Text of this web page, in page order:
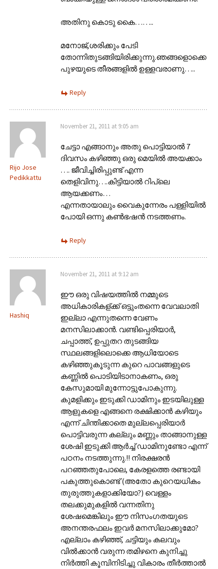
അതിനു കൊടു കൈ……..
മനോജ്,ശരിക്കും പേടി
തോന്നിതുടങ്ങിയിരിക്കുന്നു.ഞങ്ങളൊക്കെ
പുഴയുടെ തീരങ്ങളില്‍ ഉള്ളവരാണു…..
Reply
Rijo Jose
Pedikkattu
November 21, 2011 at 9:05 am
ചേട്ടാ എങ്ങാനും അതു പൊട്ടിയാൽ 7
ദിവസം കഴിഞ്ഞു ഒരു മെയിൽ അയക്കാം
…. ജീവിച്ചിരിപ്പുണ്ട് എന്ന
തെളിവിനു….കിട്ടിയാൽ റിപ്ലെ
ആയക്കണം…
എന്നതായാലും വൈകുന്നേരം പള്ളിയിൽ
പോയി ഒന്നു കൺഭഷൻ നടത്തണം.
Reply
Hashiq
November 21, 2011 at 9:12 am
ഈ ഒരു വിഷയത്തില്‍ നമ്മുടെ
അധികാരികള്ക്ക്‍ ഒട്ടുംതന്നെ വേവലാതി
ഇല്ലാ എന്നുതന്നെ വേണം
മനസിലാക്കാന്‍. വണ്ടിപ്പെരിയാര്‍,
ചപ്പാത്ത്, ഉപ്പുതറ തുടങ്ങിയ
സ്ഥലങ്ങളിലൊക്കെ ആധിയോടെ
കഴിഞ്ഞുകൂടുന്ന കുറെ പാവങ്ങളുടെ
കണ്ണില്‍ പൊടിയിടാനാകണം, ഒരു
കേസുമായി മുന്നോട്ടുപോകുന്നു.
കുമളിക്കും ഇടുക്കി ഡാമിനും ഇടയിലുള്ള
ആളുകളെ എങ്ങനെ രക്ഷിക്കാന്‍ കഴിയും
എന്ന് ചിന്തിക്കാതെ മുല്ലപ്പെരിയാര്‍
പൊട്ടിവരുന്ന കല്ലും മണ്ണും താങ്ങാനുള്ള
ശേഷി ഇടുക്കി ആര്‍ച്ച് ഡാമിനുണ്ടോ എന്ന്
പഠനം നടത്തുന്നു.!! നിരക്ഷരന്‍
പറഞ്ഞതുപോലെ, കേരളത്തെ രണ്ടായി
പകുത്തുകൊണ്ട് (അതോ കുറെയധികം
തുരുത്തുകളാക്കിയോ?) വെള്ളം
തലക്കുമുകളില്‍ വന്നതിനു
ശേഷമെങ്കിലും ഈ നിസംഗതയുടെ
അനന്തരഫലം ഇവര്‍ മനസിലാക്കുമോ?
എല്ലാം കഴിഞ്ഞ്, ചട്ടിയും കലവും
വില്‍ക്കാന്‍ വരുന്ന തമിഴനെ കുനിച്ചു
നിര്‍ത്തി കൂമ്പിനിടിച്ചു വികാരം തീര്‍ത്താല്‍